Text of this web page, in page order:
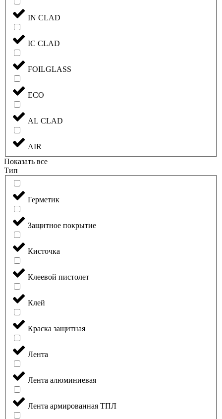
IN CLAD
IC CLAD
FOILGLASS
ECO
AL CLAD
AIR
Показать все
Тип
Герметик
Защитное покрытие
Кисточка
Клеевой пистолет
Клей
Краска защитная
Лента
Лента алюминиевая
Лента армированная ТПЛ